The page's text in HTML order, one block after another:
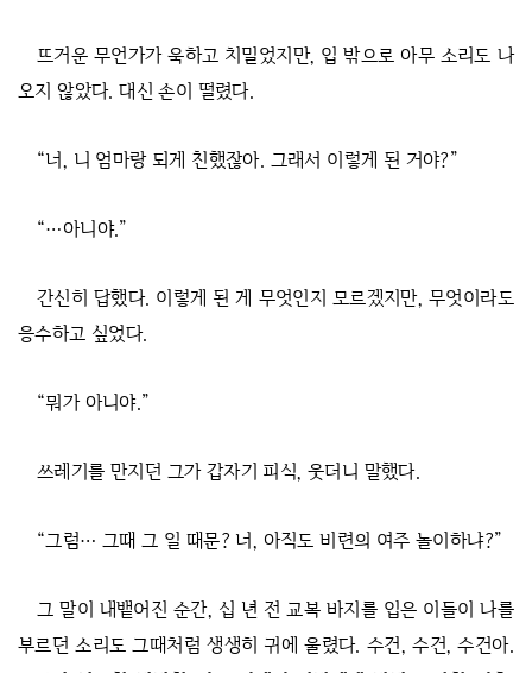
뜨거운 무언가가 욱하고 치밀었지만, 입 밖으로 아무 소리도 나
오지 않았다. 대신 손이 떨렸다.
“너, 니 엄마랑 되게 친했잖아. 그래서 이렇게 된 거야?”
“…아니야.”
간신히 답했다. 이렇게 된 게 무엇인지 모르겠지만, 무엇이라도
응수하고 싶었다.
“뭐가 아니야.”
쓰레기를 만지던 그가 갑자기 피식, 웃더니 말했다.
“그럼… 그때 그 일 때문? 너, 아직도 비련의 여주 놀이하냐?”
그 말이 내뱉어진 순간, 십 년 전 교복 바지를 입은 이들이 나를
부르던 소리도 그때처럼 생생히 귀에 울렸다. 수건, 수건, 수건아.